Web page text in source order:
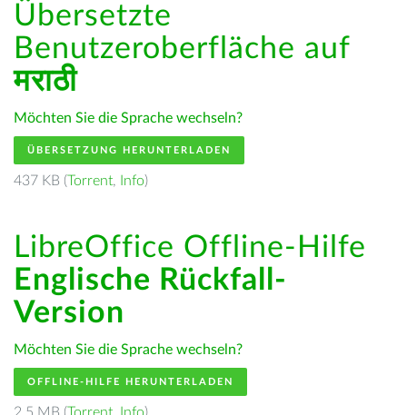
Übersetzte
Benutzeroberfläche auf
मराठी
Möchten Sie die Sprache wechseln?
ÜBERSETZUNG HERUNTERLADEN
437 KB (Torrent, Info)
LibreOffice Offline-Hilfe
Englische Rückfall-
Version
Möchten Sie die Sprache wechseln?
OFFLINE-HILFE HERUNTERLADEN